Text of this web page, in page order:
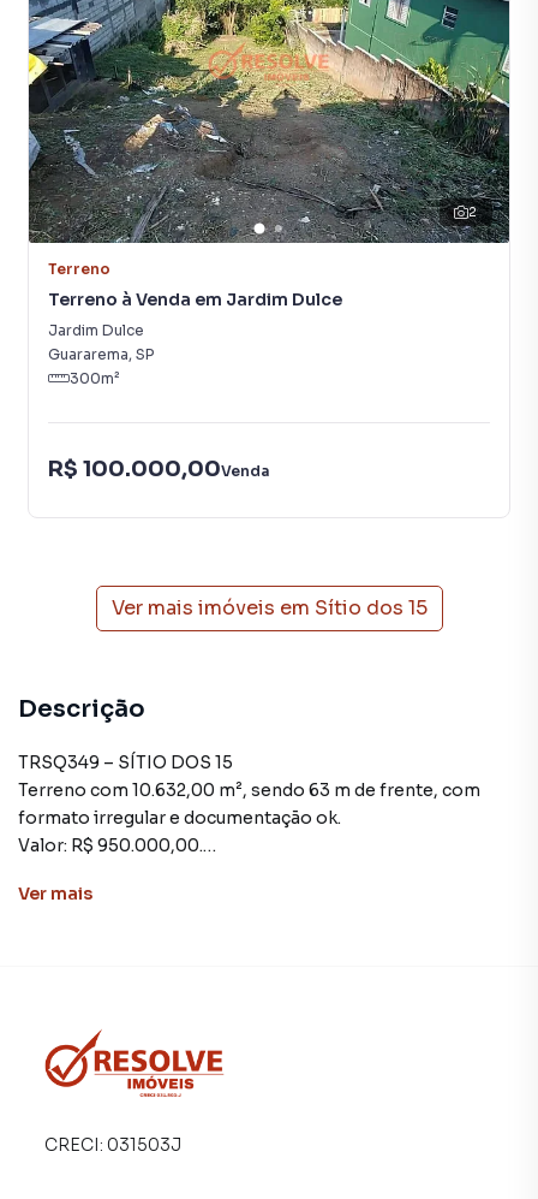
2
Terreno
Terreno à Venda em Jardim Dulce
Jardim Dulce
Guararema, SP
300m²
R$ 100.000,00Venda
Ver mais imóveis em Sítio dos 15
Descrição
TRSQ349 – SÍTIO DOS 15
Terreno com 10.632,00 m², sendo 63 m de frente, com
formato irregular e documentação ok.
Valor: R$ 950.000,00.
4695-2000.
A Resolve Imóveis tem mais opções de apartamentos,
e barracões para venda ou locação, além de
Ver mais
CRECI: 031503J